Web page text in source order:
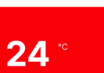
24 ℃